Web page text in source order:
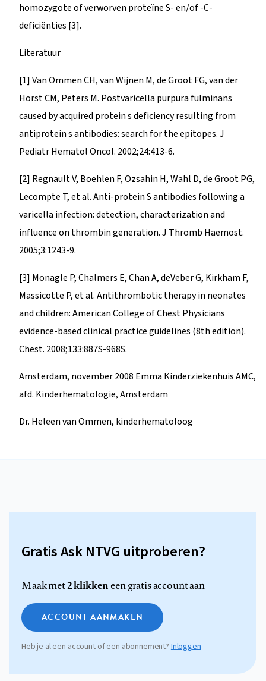
homozygote of verworven proteïne S- en/of -C-
deficiënties [3].
Literatuur
[1] Van Ommen CH, van Wijnen M, de Groot FG, van der
Horst CM, Peters M. Postvaricella purpura fulminans
caused by acquired protein s deficiency resulting from
antiprotein s antibodies: search for the epitopes. J
Pediatr Hematol Oncol. 2002;24:413-6.
[2] Regnault V, Boehlen F, Ozsahin H, Wahl D, de Groot PG,
Lecompte T, et al. Anti-protein S antibodies following a
varicella infection: detection, characterization and
influence on thrombin generation. J Thromb Haemost.
2005;3:1243-9.
[3] Monagle P, Chalmers E, Chan A, deVeber G, Kirkham F,
Massicotte P, et al. Antithrombotic therapy in neonates
and children: American College of Chest Physicians
evidence-based clinical practice guidelines (8th edition).
Chest. 2008;133:887S-968S.
Amsterdam, november 2008 Emma Kinderziekenhuis AMC,
afd. Kinderhematologie, Amsterdam
Dr. Heleen van Ommen, kinderhematoloog
Gratis Ask NTVG uitproberen?
Maak met2 klikkeneen gratis account aan
ACCOUNT AANMAKEN
Heb je al een account of een abonnement? Inloggen